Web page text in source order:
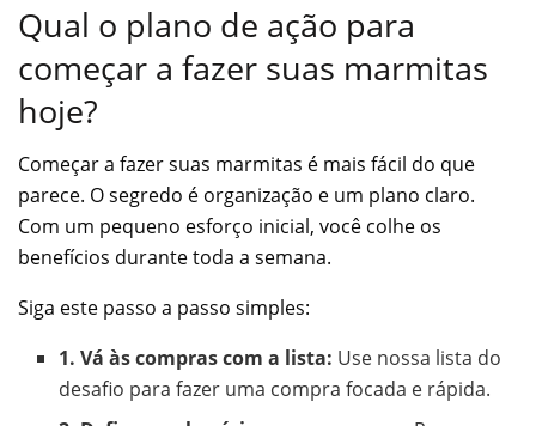
Qual o plano de ação para
começar a fazer suas marmitas
hoje?
Começar a fazer suas marmitas é mais fácil do que
parece. O segredo é organização e um plano claro.
Com um pequeno esforço inicial, você colhe os
benefícios durante toda a semana.
Siga este passo a passo simples:
1. Vá às compras com a lista: Use nossa lista do
desafio para fazer uma compra focada e rápida.